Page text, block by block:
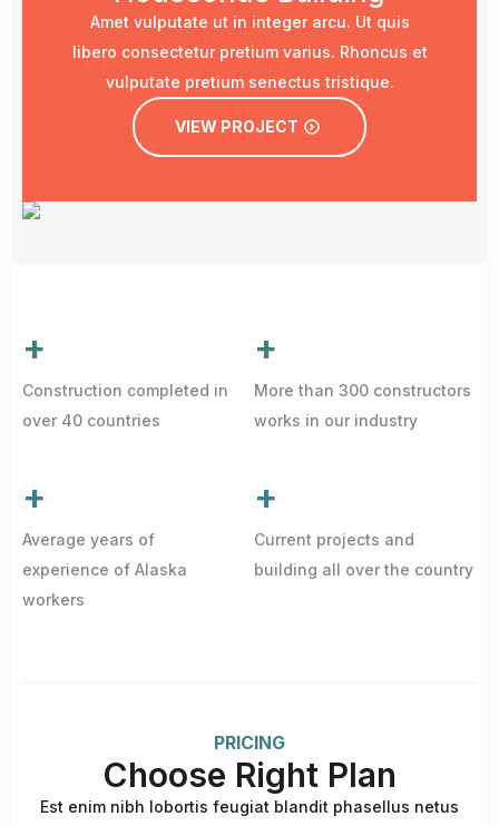
Amet vulputate ut in integer arcu. Ut quis
libero consectetur pretium varius. Rhoncus et
vulputate pretium senectus tristique.
VIEW PROJECT
+
Construction completed in
over 40 countries
+
More than 300 constructors
works in our industry
+
Average years of
experience of Alaska
workers
+
Current projects and
building all over the country
PRICING
Choose Right Plan
Est enim nibh lobortis feugiat blandit phasellus netus